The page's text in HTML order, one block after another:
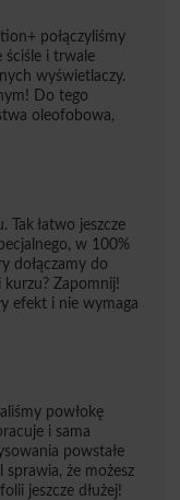
połączyliśmy
ściśle i trwale
wyświetlaczy.
Do tego
oleofobowa,
łatwo jeszcze
w 100%
dołączamy do
Zapomnij!
efekt i nie wymaga
powłokę
i sama
powstałe
że możesz
jeszcze dłużej!